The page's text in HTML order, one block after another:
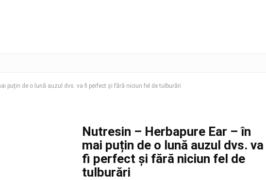
puțin de o lună auzul dvs. va fi perfect și fără niciun fel de tulburări
Nutresin – Herbapure Ear – în
mai puțin de o lună auzul dvs. va
fi perfect și fără niciun fel de
tulburări